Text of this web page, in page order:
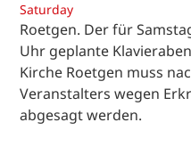
Saturday
Roetgen. Der für
Uhr geplante
Kirche Roetgen muss
Veranstalters wegen
abgesagt werden.